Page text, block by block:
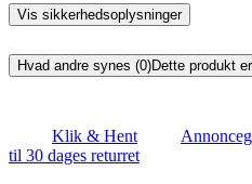
Vis sikkerhedsoplysninger
Hvad andre synes (0)Dette produkt
Klik & Hent
til 30 dages returret